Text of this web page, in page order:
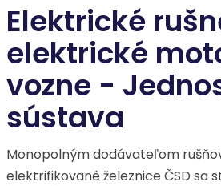
Elektrické
elektrické
vozne -
sústava
Monopolným dodávateľom
elektrifikované železnice ČSD sa